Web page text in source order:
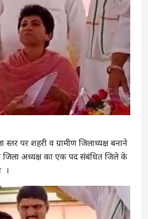
पर शहरी व ग्रामीण जिलाध्यक्ष बनाने
जिला अध्यक्ष का एक पद संबंधित जिले के
।